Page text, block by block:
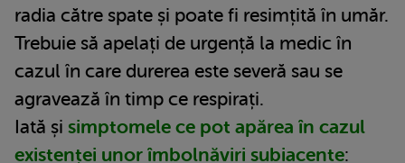
radia către spate și poate fi resimțită în umăr.
Trebuie să apelați de urgență la medic în
cazul în care durerea este severă sau se
agravează în timp ce respirați.
Iată și simptomele ce pot apărea în cazul
existenței unor îmbolnăviri subiacente: